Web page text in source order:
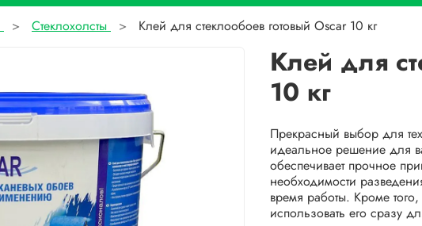
Стеклохолсты Клей для стеклообоев готовый Oscar 10 кг
Клей для
10 кг
Прекрасный выбор для
идеальное решение для
обеспечивает прочное
необходимости
время работы. Кроме
использовать его сразу